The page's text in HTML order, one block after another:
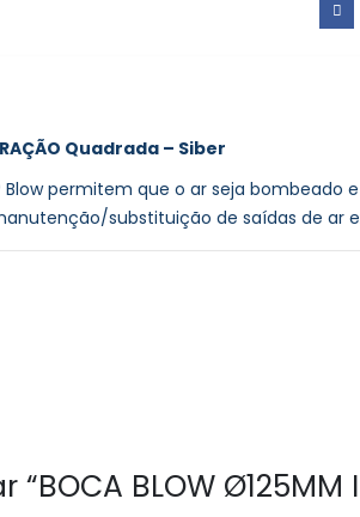
Quadrada – Siber
Blow permitem que o ar seja
substituição de saídas de ar
BLOW Ø125MM